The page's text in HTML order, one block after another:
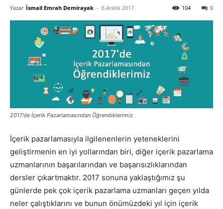
ve
Pazarlaması
SEO,
Yazar İsmail Emrah Demirayak - 6 Aralık 2017 0
104
2017'de İçerik Pazarlamasından Öğrendiklerimiz
İçerik pazarlamasıyla ilgilenenlerin yeteneklerini
geliştirmenin en iyi yollarından biri, diğer içerik pazarlama
uzmanlarının başarılarından ve başarısızlıklarından
dersler çıkartmaktır. 2017 sonuna yaklaştığımız şu
günlerde pek çok içerik pazarlama uzmanları geçen yılda
neler çalıştıklarını ve bunun önümüzdeki yıl için içerik